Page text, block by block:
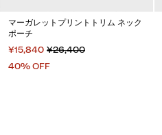
マーガレットプリントトリム ネック
ポーチ
¥15,840 ¥26,400
40% OFF